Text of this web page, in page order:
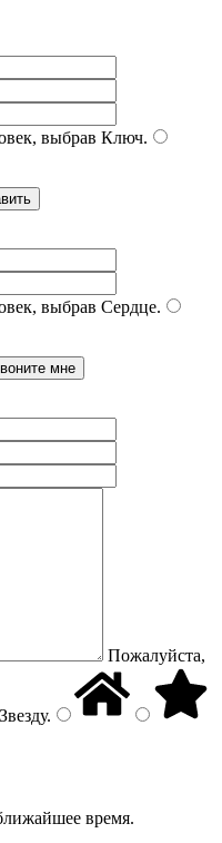
выбрав Ключ.
выбрав Сердце.
Пожалуйста,
Звезду.
время.